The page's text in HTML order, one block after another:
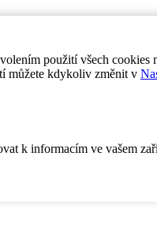
použití všech cookies
můžete kdykoliv změnit v
k informacím ve vašem